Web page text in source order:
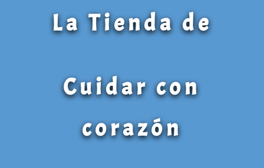
La Tienda de
Cuidar con
corazón